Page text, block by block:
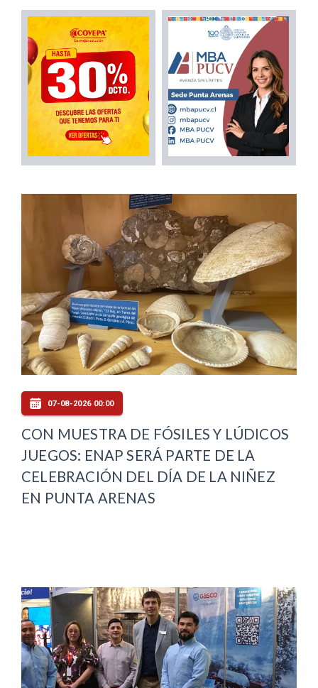
07-08-2026 00:00
CON MUESTRA DE FÓSILES Y LÚDICOS
JUEGOS: ENAP SERÁ PARTE DE LA
CELEBRACIÓN DEL DÍA DE LA NIÑEZ
EN PUNTA ARENAS